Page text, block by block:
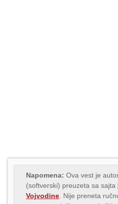
Napomena: Ova vest je
(softverski) preuzeta sa sajta
Vojvodine . Nije preneta